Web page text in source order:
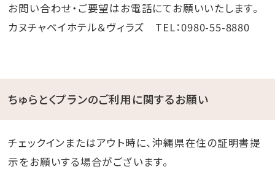
お問い合わせ・ご要望はお電話にてお願いいたします。
カヌチャベイホテル＆ヴィラズ TEL：0980-55-8880
ちゅらとくプランのご利用に関するお願い
チェックインまたはアウト時に、沖縄県在住の証明書提
示をお願いする場合がございます。